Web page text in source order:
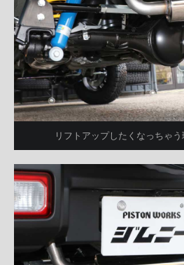
リフトアップしたくなっちゃ